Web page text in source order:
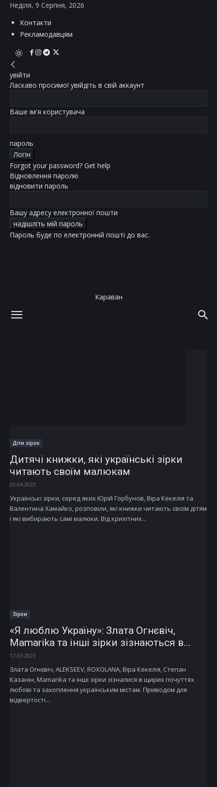
Неділя, 9 Серпня, 2026
Контакти
Рекламодавцям
увійти
Ласкаво просимо! увійдіть в свій аккаунт
Ваше ім'я користувача
пароль
Forgot your password? Get help
Відновлення паролю
відновити пароль
Вашу адресу електронної пошти
Пароль буде по електронній пошті до вас.
Караван
Діти зірок
Дитячі книжки, які українські зірки
читають своїм малюкам
03.04.2023
Українські зірки, серед яких Юрій Горбунов, Віра Кекелія та
Валентина Хамайко, розповіли, які книжки читають своїм дітям
і які вибирають самі малюки. Від крихітних...
Зірки
«Я люблю Україну»: Злата Огнєвіч,
Mamarika та інші зірки зізнаються в...
17.03.2023
Злата Огнєвіч, ALEKSEEV, ROXOLANA, Віра Кекелія, Степан
Казанін, Mamarika та інші зірки зізналися в щирих почуттях
любові та захоплення українським містам. Приводом для
відвертості...